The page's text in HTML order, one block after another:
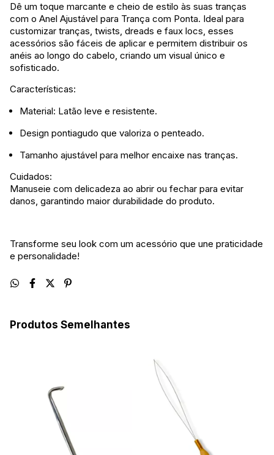
Dê um toque marcante e cheio de estilo às suas tranças
com o Anel Ajustável para Trança com Ponta. Ideal para
customizar tranças, twists, dreads e faux locs, esses
acessórios são fáceis de aplicar e permitem distribuir os
anéis ao longo do cabelo, criando um visual único e
sofisticado.
Características:
Material: Latão leve e resistente.
Design pontiagudo que valoriza o penteado.
Tamanho ajustável para melhor encaixe nas tranças.
Cuidados:
Manuseie com delicadeza ao abrir ou fechar para evitar
danos, garantindo maior durabilidade do produto.
Transforme seu look com um acessório que une praticidade
e personalidade!
Produtos Semelhantes